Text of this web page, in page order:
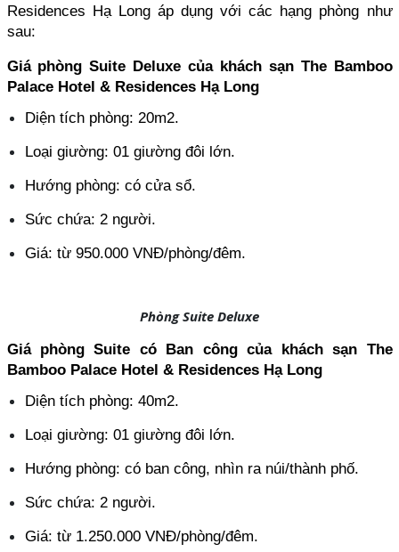
Residences Hạ Long áp dụng với các hạng phòng như
sau:
Giá phòng Suite Deluxe của khách sạn The Bamboo
Palace Hotel & Residences Hạ Long
Diện tích phòng: 20m2.
Loại giường: 01 giường đôi lớn.
Hướng phòng: có cửa sổ.
Sức chứa: 2 người.
Giá: từ 950.000 VNĐ/phòng/đêm.
Phòng Suite Deluxe
Giá phòng Suite có Ban công của khách sạn The
Bamboo Palace Hotel & Residences Hạ Long
Diện tích phòng: 40m2.
Loại giường: 01 giường đôi lớn.
Hướng phòng: có ban công, nhìn ra núi/thành phố.
Sức chứa: 2 người.
Giá: từ 1.250.000 VNĐ/phòng/đêm.